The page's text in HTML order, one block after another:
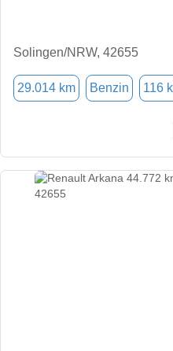
Solingen/NRW, 42655
29.014 km Benzin 116